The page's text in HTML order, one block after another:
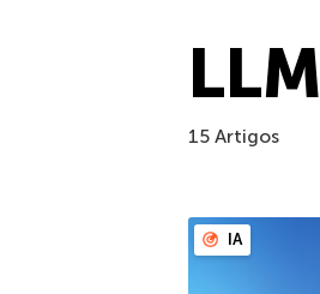
LLM
15 Artigos
IA